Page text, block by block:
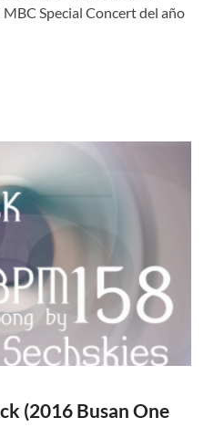
Special Concert del año
(2016 Busan One